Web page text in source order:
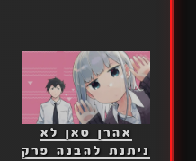
לא הייתי מכיר אותה אז…
אהרן סאן לא
ניתנת להבנה פרק